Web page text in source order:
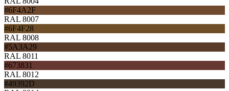
#6F4A2F
RAL 8007
#6F4F28
RAL 8008
#5A3A29
RAL 8011
#673831
RAL 8012
#49392D